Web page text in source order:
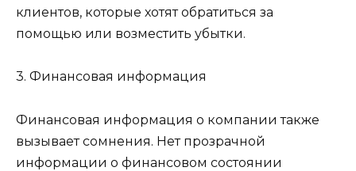
клиентов, которые хотят обратиться за
помощью или возместить убытки.
3. Финансовая информация
Финансовая информация о компании также
вызывает сомнения. Нет прозрачной
информации о финансовом состоянии